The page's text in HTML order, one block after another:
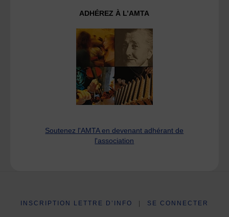
ADHÉREZ À L’AMTA
Soutenez l'AMTA en devenant adhérant de
l'association
INSCRIPTION LETTRE D’INFO SE CONNECTER